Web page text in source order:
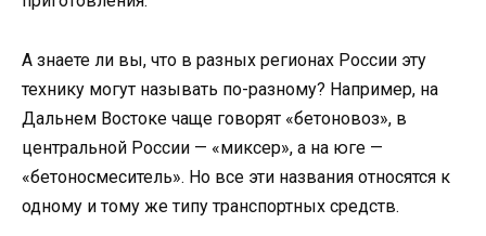
А знаете ли вы, что в разных регионах России эту
технику могут называть по-разному? Например, на
Дальнем Востоке чаще говорят «бетоновоз», в
центральной России — «миксер», а на юге —
«бетоносмеситель». Но все эти названия относятся к
одному и тому же типу транспортных средств.